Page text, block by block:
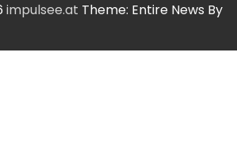
impulsee.at Theme: Entire News By